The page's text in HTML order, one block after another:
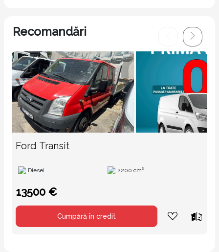
Recomandări
Ford Transit
Diesel 2200 cm³
13500 €
Cumpără în credit